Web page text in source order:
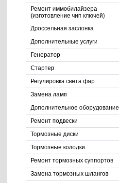
Ремонт иммобилайзера
(изготовление чип ключей)
Дроссельная заслонка
Дополнительные услуги
Генератор
Стартер
Регулировка света фар
Замена ламп
Дополнительное оборудование
Ремонт подвески
Тормозные диски
Тормозные колодки
Ремонт тормозных суппортов
Замена тормозных шлангов